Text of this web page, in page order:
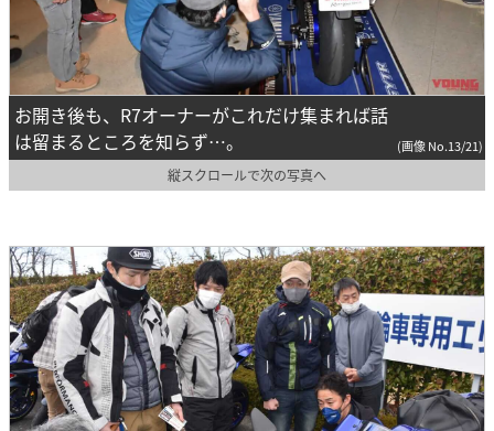
お開き後も、R7オーナーがこれだけ集まれば話
は留まるところを知らず…。
(画像 No.13/21)
縦スクロールで次の写真へ